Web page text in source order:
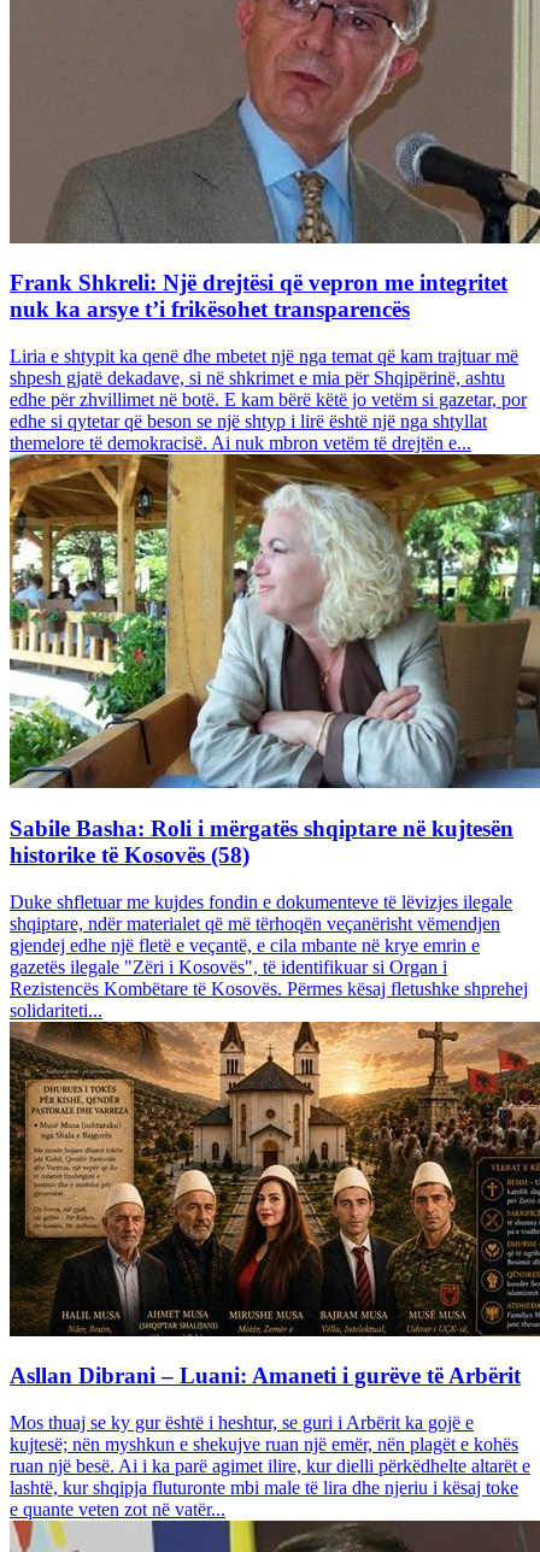
Frank Shkreli: Një drejtësi që vepron me integritet
nuk ka arsye t’i frikësohet transparencës
Liria e shtypit ka qenë dhe mbetet një nga temat që kam trajtuar më
shpesh gjatë dekadave, si në shkrimet e mia për Shqipërinë, ashtu
edhe për zhvillimet në botë. E kam bërë këtë jo vetëm si gazetar, por
edhe si qytetar që beson se një shtyp i lirë është një nga shtyllat
themelore të demokracisë. Ai nuk mbron vetëm të drejtën e...
Sabile Basha: Roli i mërgatës shqiptare në kujtesën
historike të Kosovës (58)
Duke shfletuar me kujdes fondin e dokumenteve të lëvizjes ilegale
shqiptare, ndër materialet që më tërhoqën veçanërisht vëmendjen
gjendej edhe një fletë e veçantë, e cila mbante në krye emrin e
gazetës ilegale "Zëri i Kosovës", të identifikuar si Organ i
Rezistencës Kombëtare të Kosovës. Përmes kësaj fletushke shprehej
solidariteti...
Asllan Dibrani – Luani: Amaneti i gurëve të Arbërit
Mos thuaj se ky gur është i heshtur, se guri i Arbërit ka gojë e
kujtesë; nën myshkun e shekujve ruan një emër, nën plagët e kohës
ruan një besë. Ai i ka parë agimet ilire, kur dielli përkëdhelte altarët e
lashtë, kur shqipja fluturonte mbi male të lira dhe njeriu i kësaj toke
e quante veten zot në vatër...